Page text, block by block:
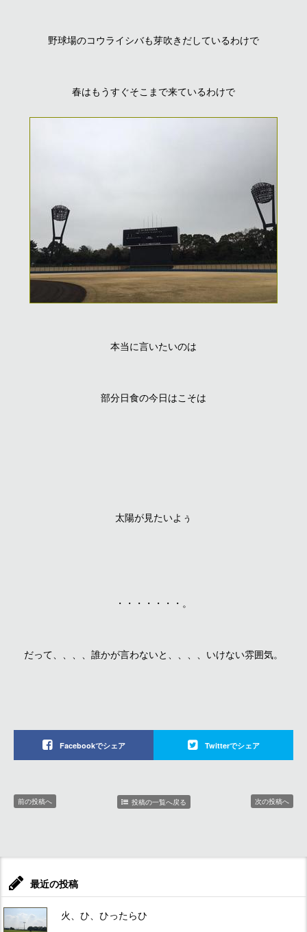
野球場のコウライシバも芽吹きだしているわけで
春はもうすぐそこまで来ているわけで
本当に言いたいのは
部分日食の今日はこそは
太陽が見たいよぅ
・・・・・・・。
だって、、、、誰かが言わないと、、、、いけない雰囲気。
Facebookでシェア Twitterでシェア
前の投稿へ 投稿の一覧へ戻る 次の投稿へ
最近の投稿
火、ひ、ひったらひ